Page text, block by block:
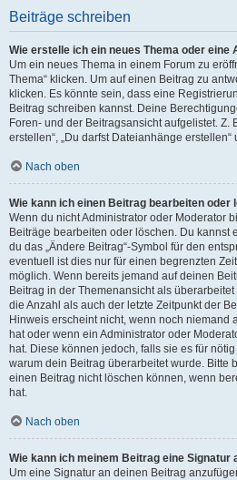
Beiträge schreiben
Wie erstelle ich ein neues Thema oder eine
Um ein neues Thema in einem Forum zu
Thema“ klicken. Um auf einen Beitrag zu
klicken. Es könnte sein, dass eine
Beitrag schreiben kannst. Deine
Foren- und der Beitragsansicht aufgelistet. Z.
erstellen“, „Du darfst Dateianhänge erstellen“
Nach oben
Wie kann ich einen Beitrag bearbeiten oder
Wenn du nicht Administrator oder Moderator
Beiträge bearbeiten oder löschen. Du kannst
du das „Ändere Beitrag“-Symbol für den
eventuell ist dies nur für einen begrenzten
möglich. Wenn bereits jemand auf deinen
Beitrag in der Themenansicht als
die Anzahl als auch der letzte Zeitpunkt der
Hinweis erscheint nicht, wenn noch niemand
hat oder wenn ein Administrator oder
hat. Diese können jedoch, falls sie es für
warum dein Beitrag überarbeitet wurde. Bitte
einen Beitrag nicht löschen können, wenn
hat.
Nach oben
Wie kann ich meinem Beitrag eine Signatur
Um eine Signatur an deinen Beitrag